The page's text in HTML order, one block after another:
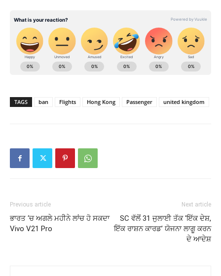
TAGS ban Flights Hong Kong Passenger united kingdom
Previous article
ਭਾਰਤ ‘ਚ ਅਗਲੇ ਮਹੀਨੇ ਲਾਂਚ ਹੋ ਸਕਦਾ
Vivo V21 Pro
Next article
SC ਵੱਲੋਂ 31 ਜੁਲਾਈ ਤੱਕ ‘ਇੱਕ ਦੇਸ਼,
ਇੱਕ ਰਾਸ਼ਨ ਕਾਰਡ’ ਯੋਜਨਾ ਲਾਗੂ ਕਰਨ
ਦੇ ਆਦੇਸ਼